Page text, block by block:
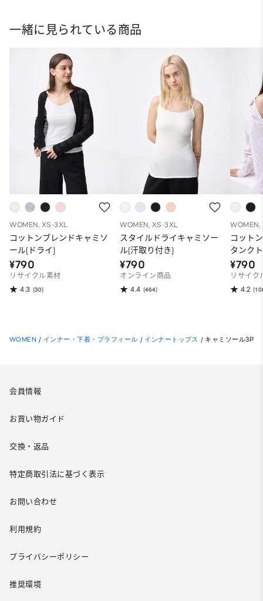
一緒に見られている商品
WOMEN, XS-3XL
コットンブレンドキャミソ
ール(ドライ)
¥790
リサイクル素材
4.3 (30)
WOMEN, XS-3XL
スタイルドライキャミソー
ル(汗取り付き)
¥790
オンライン商品
4.4 (464)
WOMEN,
コット
タンク
¥790
リサイク
4.2
WOMEN / インナー・下着・ブラフィール / インナートップス / キャミソール3P
会員情報
お買い物ガイド
交換・返品
特定商取引法に基づく表示
お問い合わせ
利用規約
プライバシーポリシー
推奨環境